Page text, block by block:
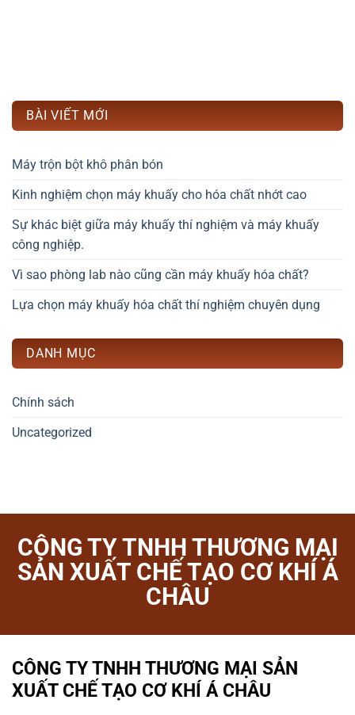
BÀI VIẾT MỚI
Máy trộn bột khô phân bón
Kinh nghiệm chọn máy khuấy cho hóa chất nhớt cao
Sự khác biệt giữa máy khuấy thí nghiệm và máy khuấy
công nghiệp.
Vì sao phòng lab nào cũng cần máy khuấy hóa chất?
Lựa chọn máy khuấy hóa chất thí nghiệm chuyên dụng
DANH MỤC
Chính sách
Uncategorized
CÔNG TY TNHH THƯƠNG MẠI
SẢN XUẤT CHẾ TẠO CƠ KHÍ Á
CHÂU
CÔNG TY TNHH THƯƠNG MẠI SẢN
XUẤT CHẾ TẠO CƠ KHÍ Á CHÂU